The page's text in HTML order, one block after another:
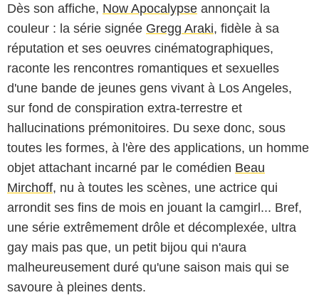
Dès son affiche, Now Apocalypse annonçait la
couleur : la série signée Gregg Araki, fidèle à sa
réputation et ses oeuvres cinématographiques,
raconte les rencontres romantiques et sexuelles
d'une bande de jeunes gens vivant à Los Angeles,
sur fond de conspiration extra-terrestre et
hallucinations prémonitoires. Du sexe donc, sous
toutes les formes, à l'ère des applications, un homme
objet attachant incarné par le comédien Beau
Mirchoff, nu à toutes les scènes, une actrice qui
arrondit ses fins de mois en jouant la camgirl... Bref,
une série extrêmement drôle et décomplexée, ultra
gay mais pas que, un petit bijou qui n'aura
malheureusement duré qu'une saison mais qui se
savoure à pleines dents.